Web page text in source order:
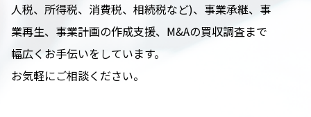
人税、所得税、消費税、相続税など)、事業承継、事
業再生、事業計画の作成支援、M&Aの買収調査まで
幅広くお手伝いをしています。
お気軽にご相談ください。